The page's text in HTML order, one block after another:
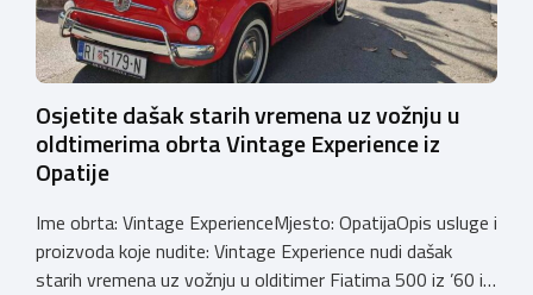
Osjetite dašak starih vremena uz vožnju u
oldtimerima obrta Vintage Experience iz
Opatije
Ime obrta: Vintage ExperienceMjesto: OpatijaOpis usluge i
proizvoda koje nudite: Vintage Experience nudi dašak
starih vremena uz vožnju u olditimer Fiatima 500 iz ’60 i